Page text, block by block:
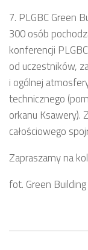
7. PLGBC Green
300 osób
konferencji
od uczestników,
i ogólnej
technicznego
orkanu
całościowego
Zapraszamy na
fot. Green